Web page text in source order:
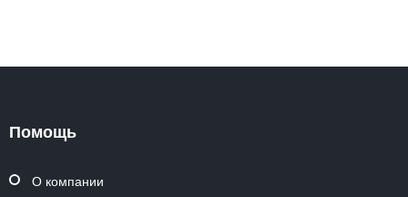
Помощь
О компании